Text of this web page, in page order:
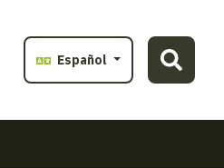
Español